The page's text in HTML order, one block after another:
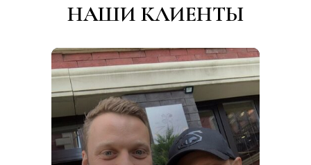
НАШИ КЛИЕНТЫ